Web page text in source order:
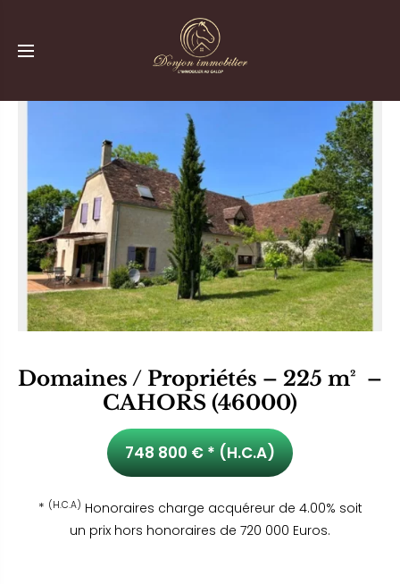
Domaines / Propriétés – 225 m² –
CAHORS (46000)
748 800 € * (H.C.A)
* (H.C.A) Honoraires charge acquéreur de 4.00% soit
un prix hors honoraires de 720 000 Euros.